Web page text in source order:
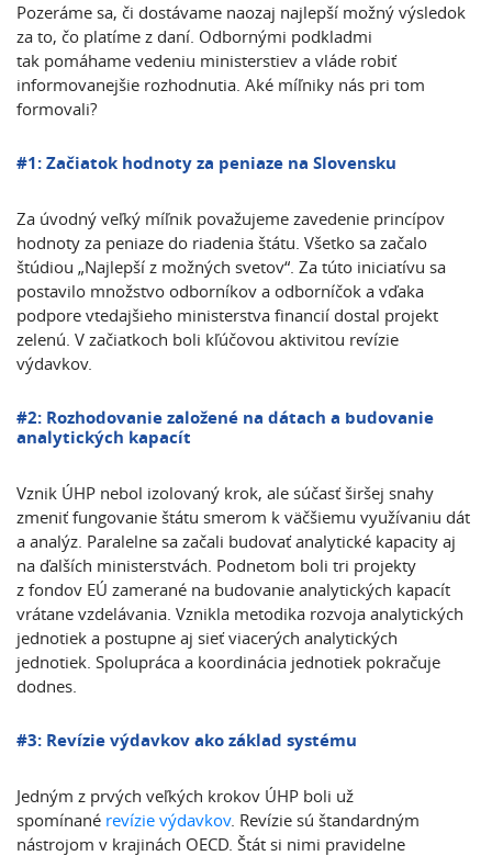
Pozeráme sa, či dostávame naozaj najlepší možný výsledok
za to, čo platíme z daní. Odbornými podkladmi
tak pomáhame vedeniu ministerstiev a vláde robiť
informovanejšie rozhodnutia. Aké míľniky nás pri tom
formovali?
#1: Začiatok hodnoty za peniaze na Slovensku
Za úvodný veľký míľnik považujeme zavedenie princípov
hodnoty za peniaze do riadenia štátu. Všetko sa začalo
štúdiou „Najlepší z možných svetov“. Za túto iniciatívu sa
postavilo množstvo odborníkov a odborníčok a vďaka
podpore vtedajšieho ministerstva financií dostal projekt
zelenú. V začiatkoch boli kľúčovou aktivitou revízie
výdavkov.
#2: Rozhodovanie založené na dátach a budovanie
analytických kapacít
Vznik ÚHP nebol izolovaný krok, ale súčasť širšej snahy
zmeniť fungovanie štátu smerom k väčšiemu využívaniu dát
a analýz. Paralelne sa začali budovať analytické kapacity aj
na ďalších ministerstvách. Podnetom boli tri projekty
z fondov EÚ zamerané na budovanie analytických kapacít
vrátane vzdelávania. Vznikla metodika rozvoja analytických
jednotiek a postupne aj sieť viacerých analytických
jednotiek. Spolupráca a koordinácia jednotiek pokračuje
dodnes.
#3: Revízie výdavkov ako základ systému
Jedným z prvých veľkých krokov ÚHP boli už
spomínané revízie výdavkov. Revízie sú štandardným
nástrojom v krajinách OECD. Štát si nimi pravidelne